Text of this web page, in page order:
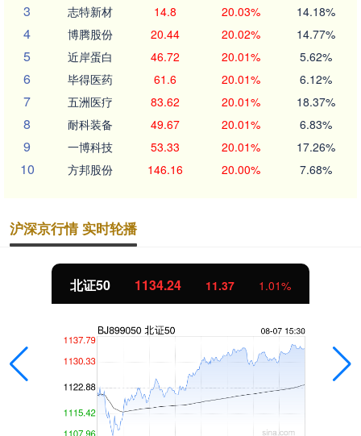
3 志特新材 14.8 20.03% 14.18%
4 博腾股份 20.44 20.02% 14.77%
5 近岸蛋白 46.72 20.01% 5.62%
6 毕得医药 61.6 20.01% 6.12%
7 五洲医疗 83.62 20.01% 18.37%
8 耐科装备 49.67 20.01% 6.83%
9 一博科技 53.33 20.01% 17.26%
10 方邦股份 146.16 20.00% 7.68%
沪深京行情 实时轮播
北证50 1134.24 11.37 1.01%